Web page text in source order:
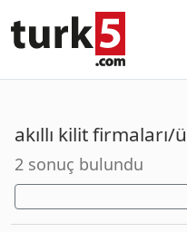
akıllı kilit
2 sonuç bulundu